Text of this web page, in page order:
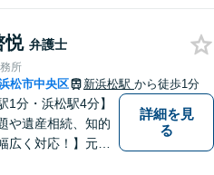
悦 弁護士
所
松市中央区 新浜松駅 から徒歩1分
1分・浜松駅4分】
や遺産相続、知的
広く対応！】元裁
詳細を見
る